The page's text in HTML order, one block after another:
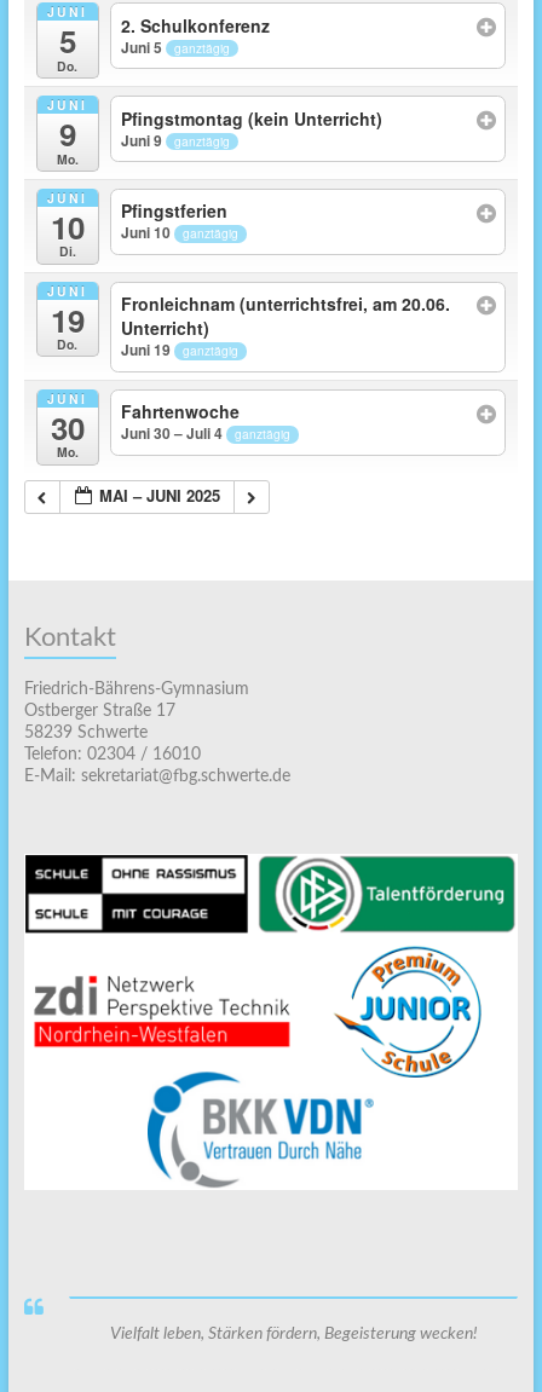
JUNI
5
Do.
2. Schulkonferenz
Juni 5 ganztägig
JUNI
9
Mo.
Pfingstmontag (kein Unterricht)
Juni 9 ganztägig
JUNI
10
Di.
Pfingstferien
Juni 10 ganztägig
JUNI
19
Do.
Fronleichnam (unterrichtsfrei, am 20.06.
Unterricht)
Juni 19 ganztägig
JUNI
30
Mo.
Fahrtenwoche
Juni 30 – Juli 4 ganztägig
MAI – JUNI 2025
Kontakt
Friedrich-Bährens-Gymnasium
Ostberger Straße 17
58239 Schwerte
Telefon: 02304 / 16010
E-Mail: sekretariat@fbg.schwerte.de
Vielfalt leben, Stärken fördern, Begeisterung wecken!